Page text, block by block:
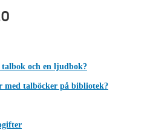
och en ljudbok?
med talböcker på bibliotek?